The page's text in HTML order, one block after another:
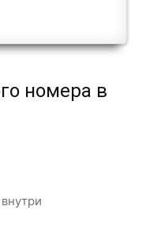
номера в